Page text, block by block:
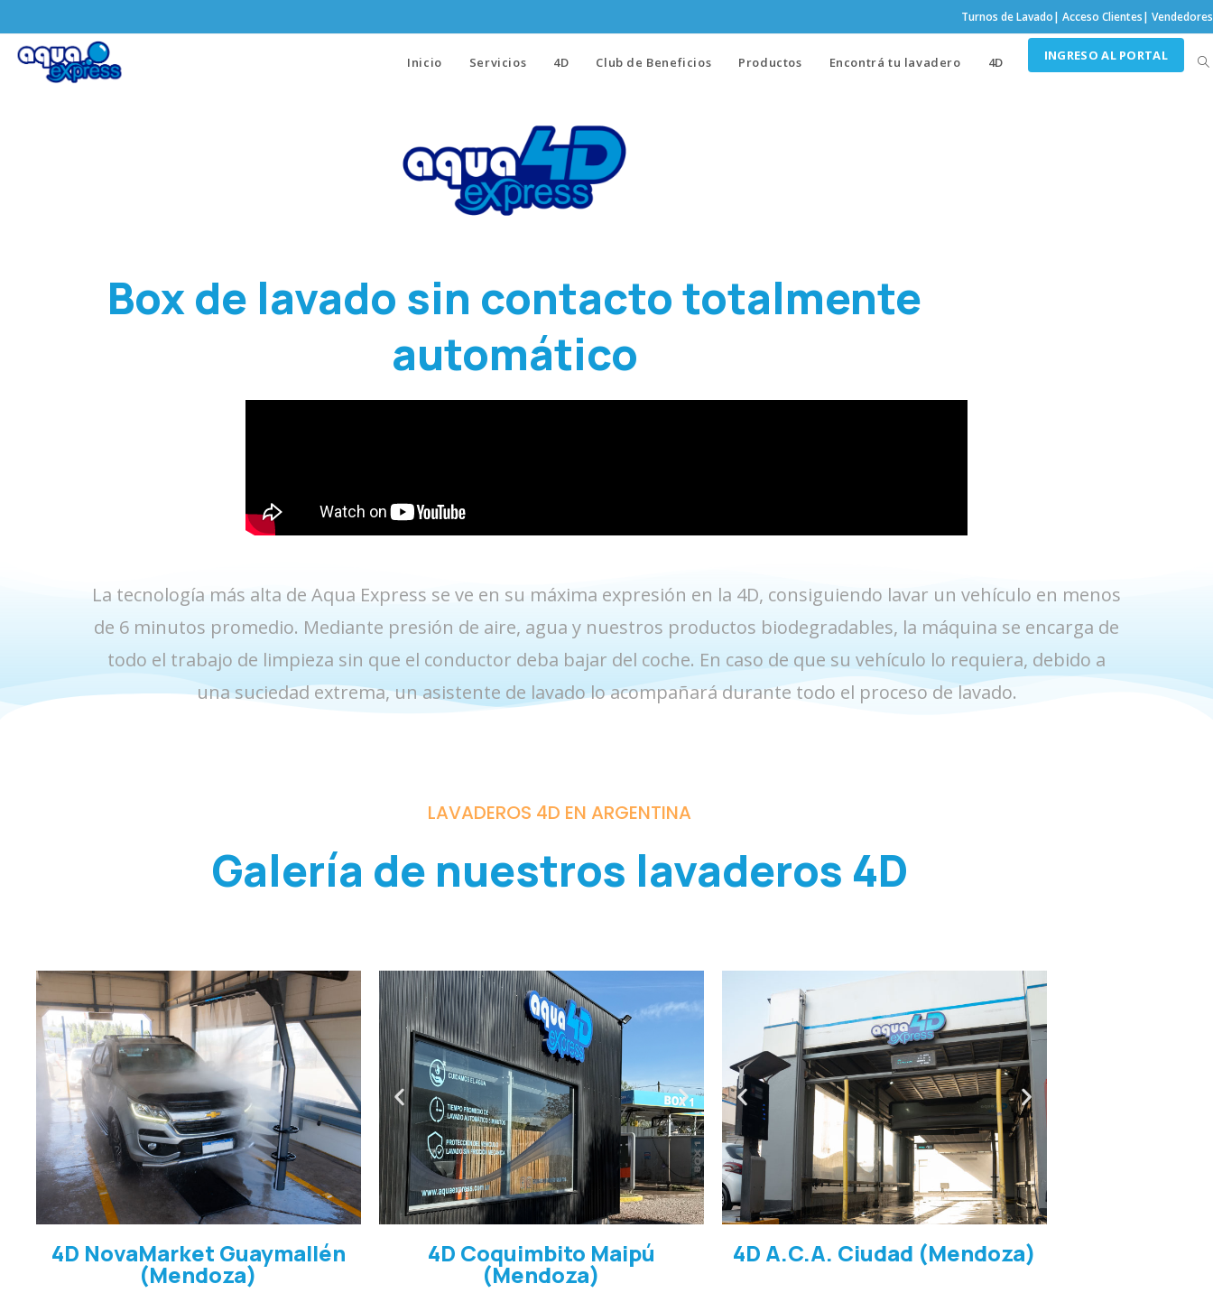
Turnos de Lavado| Acceso Clientes| Vendedores
Inicio Servicios 4D Club de Beneficios Productos Encontrá tu lavadero 4D INGRESO AL PORTAL
Box de lavado sin contacto totalmente
automático
La tecnología más alta de Aqua Express se ve en su máxima expresión en la 4D, consiguiendo lavar un vehículo en menos
de 6 minutos promedio. Mediante presión de aire, agua y nuestros productos biodegradables, la máquina se encarga de
todo el trabajo de limpieza sin que el conductor deba bajar del coche. En caso de que su vehículo lo requiera, debido a
una suciedad extrema, un asistente de lavado lo acompañará durante todo el proceso de lavado.
LAVADEROS 4D EN ARGENTINA
Galería de nuestros lavaderos 4D
4D NovaMarket Guaymallén
(Mendoza)
4D Coquimbito Maipú
(Mendoza)
4D A.C.A. Ciudad (Mendoza)